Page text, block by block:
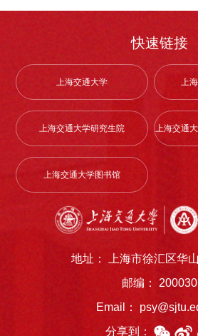
Jiaxi Wang, Jing Tian, Xiao Lin,
Siafis, Irene Bighelli, Melanie Wehner,
Krayer, Elfriede Scheuring, John M
Nikolakopoulou, Georgia Salanti,
Comparative efficacy and tolerability of
muscarinic antipsychotics for acute
meta-analysis of randomised controlled
international English and Chinese
876–91
快速链接
上海交通大学 上
上海交通大学研究生院 上海交通
上海交通大学图书馆
地址： 上海市徐汇区华
邮编： 200030
Email：
分享到：